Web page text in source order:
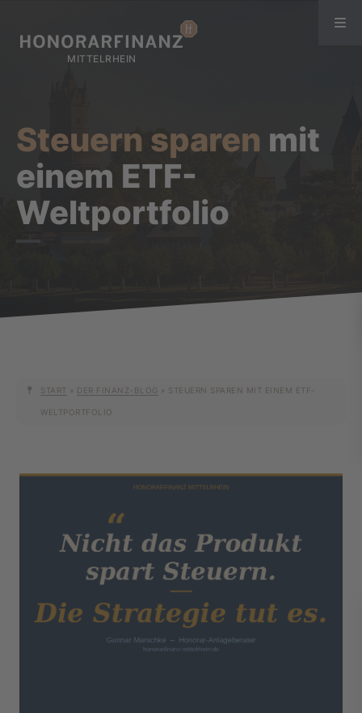
Steuern sparen mit
einem ETF-
Weltportfolio
START » DER FINANZ-BLOG » STEUERN SPAREN MIT EINEM ETF-
WELTPORTFOLIO